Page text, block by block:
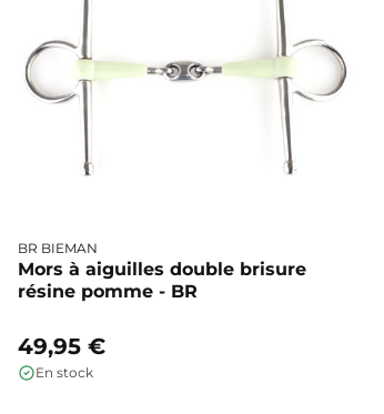
BR BIEMAN
Mors à aiguilles double brisure
résine pomme - BR
49,95 €
En stock